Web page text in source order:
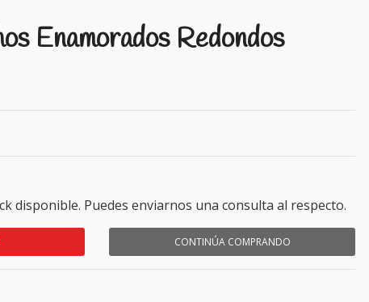
Enamorados Redondos
disponible. Puedes enviarnos una consulta al respecto.
CONTINÚA COMPRANDO